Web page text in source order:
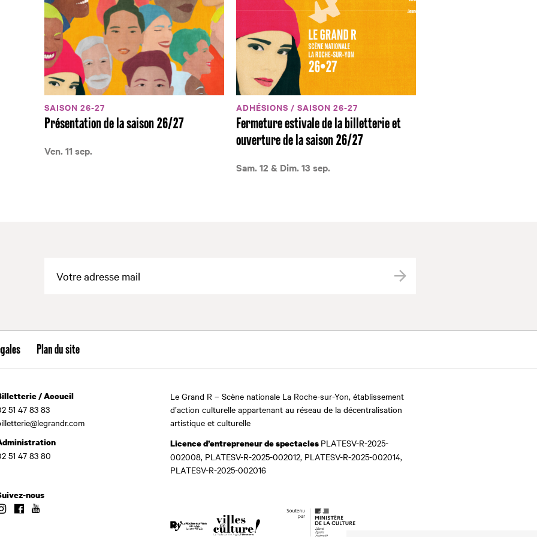
SAISON 26-27
Présentation de la saison 26/27
Ven. 11 sep.
ADHÉSIONS / SAISON 26-27
Fermeture estivale de la billetterie et
ouverture de la saison 26/27
Sam. 12 & Dim. 13 sep.
Valider
Plan du site
/ Accueil
51 47 83 83
51 47 83 80
nous
InstagramFacebook
Le Grand R – Scène nationale La Roche-sur-Yon, établissement
d’action culturelle appartenant au réseau de la décentralisation
artistique et culturelle
Licence d’entrepreneur de spectacles PLATESV-R-2025-
002008, PLATESV-R-2025-002012, PLATESV-R-2025-002014,
PLATESV-R-2025-002016